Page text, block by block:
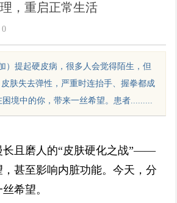
，重启正常生活
0
）提起硬皮病，很多人会觉得陌生，但
肤失去弹性，严重时连抬手、握拳都成
境中的你，带来一丝希望。患者.........
长且磨人的“皮肤硬化之战”——
甚至影响内脏功能。今天，分
希望。
婉灵动，一眼万年！久匠量身定制
眉眼唇，才是你整张脸的点睛之
！淡颜系女生的气质加分项